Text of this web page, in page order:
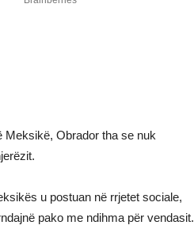
Meksikë, Obrador tha se nuk
u postuan në rrjetet sociale,
pako me ndihma për vendasit.